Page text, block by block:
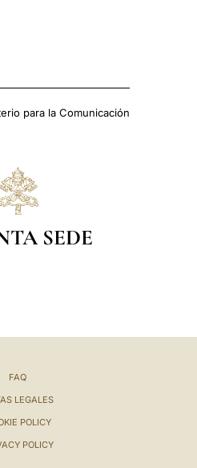
para la Comunicación
SEDE
FAQ
LEGALES
POLICY
POLICY